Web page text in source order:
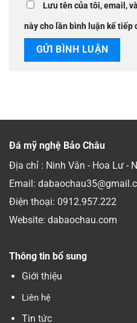
Lưu tên của tôi, email,
này cho lần bình luận kế tiếp
Đá mỹ nghệ Bảo Châu
Địa chỉ : Ninh Vân - Hoa Lư -
Email:
Điện thoại: 0912.957.222
Website: dabaochau.com
Thông tin bổ sung
Giới thiệu
Liên hệ
Tin tức